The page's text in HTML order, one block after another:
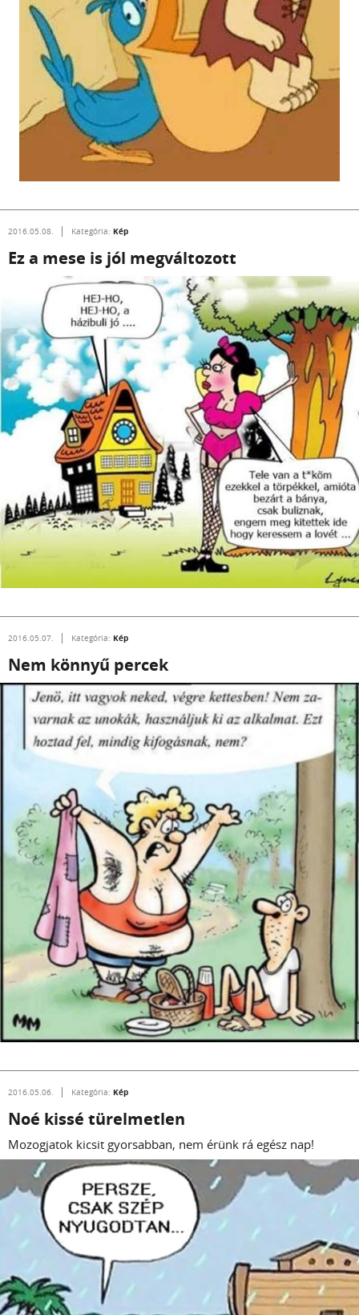
2016.05.08. Kategória: Kép
Ez a mese is jól megváltozott
2016.05.07. Kategória: Kép
Nem könnyű percek
2016.05.06. Kategória: Kép
Noé kissé türelmetlen
Mozogjatok kicsit gyorsabban, nem érünk rá egész nap!